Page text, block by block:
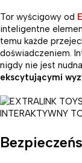
Tor wyścigowy od
inteligentne
temu każde
doświadczeniem.
nigdy nie jest
ekscytującymi